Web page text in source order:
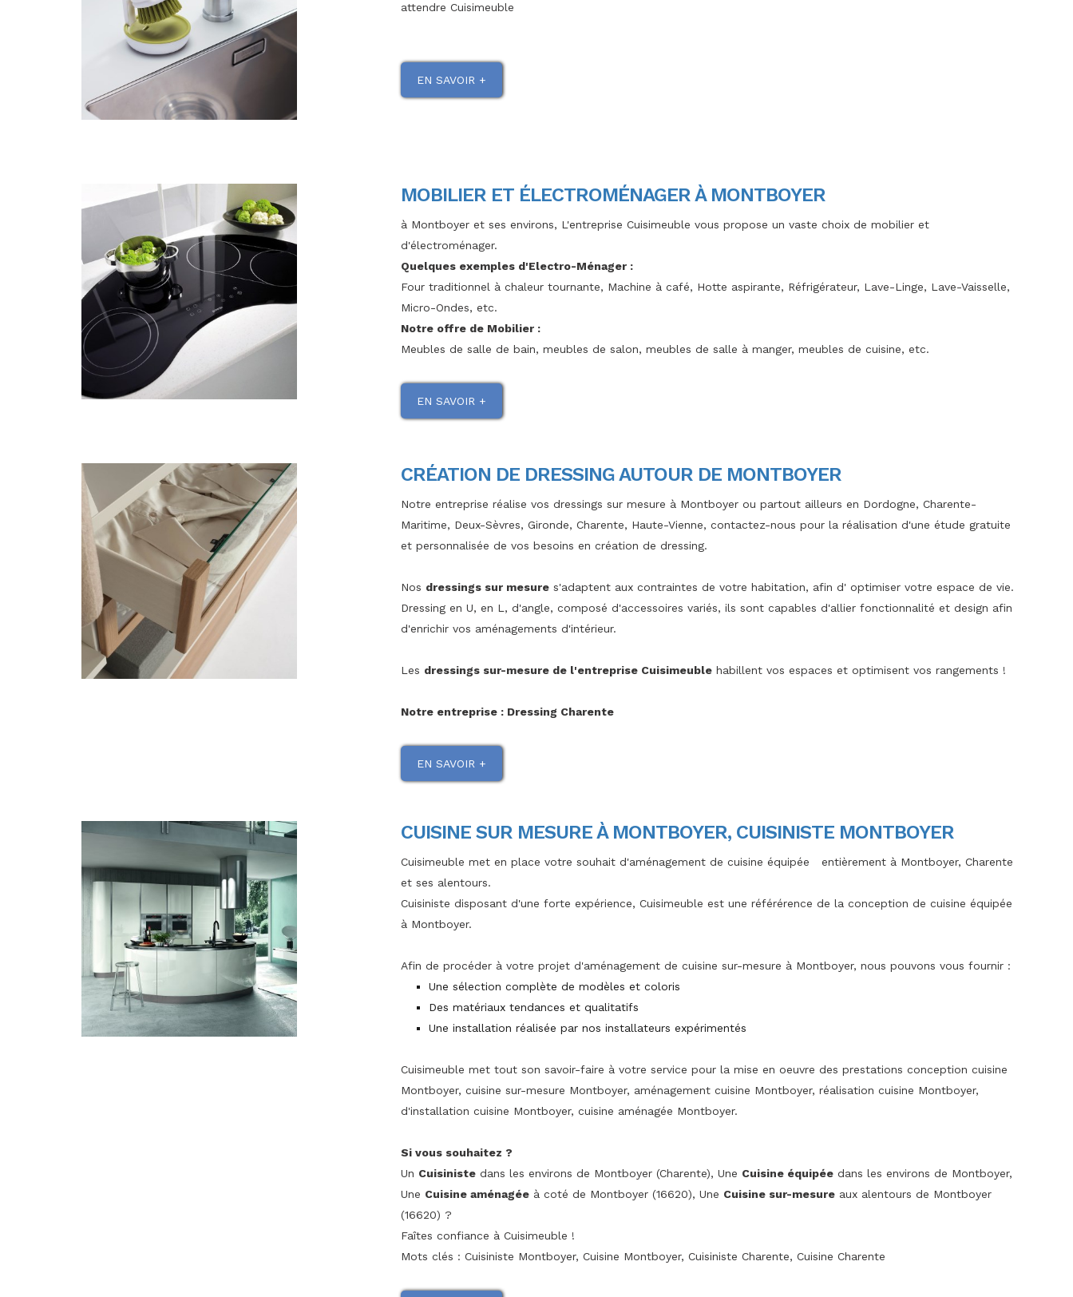
attendre Cuisimeuble
EN SAVOIR +
MOBILIER ET ÉLECTROMÉNAGER À MONTBOYER
à Montboyer et ses environs, L'entreprise Cuisimeuble vous propose un vaste choix de mobilier et
d'électroménager.
Quelques exemples d'Electro-Ménager :
Four traditionnel à chaleur tournante, Machine à café, Hotte aspirante, Réfrigérateur, Lave-Linge, Lave-Vaisselle,
Micro-Ondes, etc.
Notre offre de Mobilier :
Meubles de salle de bain, meubles de salon, meubles de salle à manger, meubles de cuisine, etc.
EN SAVOIR +
CRÉATION DE DRESSING AUTOUR DE MONTBOYER
Notre entreprise réalise vos dressings sur mesure à Montboyer ou partout ailleurs en Dordogne, Charente-
Maritime, Deux-Sèvres, Gironde, Charente, Haute-Vienne, contactez-nous pour la réalisation d'une étude gratuite
et personnalisée de vos besoins en création de dressing.
Nos dressings sur mesure s'adaptent aux contraintes de votre habitation, afin d' optimiser votre espace de vie.
Dressing en U, en L, d'angle, composé d'accessoires variés, ils sont capables d'allier fonctionnalité et design afin
d'enrichir vos aménagements d'intérieur.
Les dressings sur-mesure de l'entreprise Cuisimeuble habillent vos espaces et optimisent vos rangements !
Notre entreprise : Dressing Charente
EN SAVOIR +
CUISINE SUR MESURE À MONTBOYER, CUISINISTE MONTBOYER
Cuisimeuble met en place votre souhait d'aménagement de cuisine équipée entièrement à Montboyer, Charente
et ses alentours.
Cuisiniste disposant d'une forte expérience, Cuisimeuble est une référérence de la conception de cuisine équipée
à Montboyer.
Afin de procéder à votre projet d'aménagement de cuisine sur-mesure à Montboyer, nous pouvons vous fournir :
Une sélection complète de modèles et coloris
Des matériaux tendances et qualitatifs
Une installation réalisée par nos installateurs expérimentés
Cuisimeuble met tout son savoir-faire à votre service pour la mise en oeuvre des prestations conception cuisine
Montboyer, cuisine sur-mesure Montboyer, aménagement cuisine Montboyer, réalisation cuisine Montboyer,
d'installation cuisine Montboyer, cuisine aménagée Montboyer.
Si vous souhaitez ?
Un Cuisiniste dans les environs de Montboyer (Charente), Une Cuisine équipée dans les environs de Montboyer,
Une Cuisine aménagée à coté de Montboyer (16620), Une Cuisine sur-mesure aux alentours de Montboyer
(16620) ?
Faîtes confiance à Cuisimeuble !
Mots clés : Cuisiniste Montboyer, Cuisine Montboyer, Cuisiniste Charente, Cuisine Charente